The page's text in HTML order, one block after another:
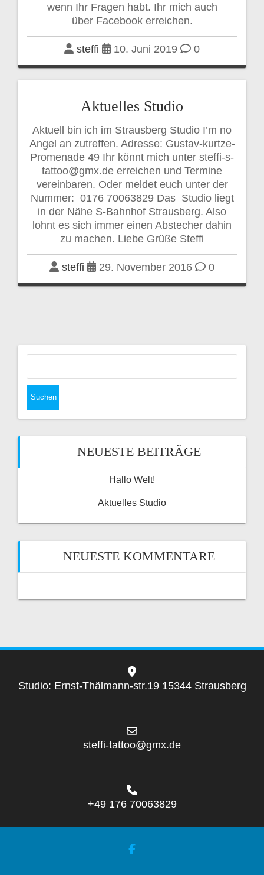
wenn Ihr Fragen habt. Ihr mich auch
über Facebook erreichen.
steffi 10. Juni 2019 0
Aktuelles Studio
Aktuell bin ich im Strausberg Studio I’m no
Angel an zutreffen. Adresse: Gustav-kurtze-
Promenade 49 Ihr könnt mich unter steffi-s-
tattoo@gmx.de erreichen und Termine
vereinbaren. Oder meldet euch unter der
Nummer: 0176 70063829 Das Studio liegt
in der Nähe S-Bahnhof Strausberg. Also
lohnt es sich immer einen Abstecher dahin
zu machen. Liebe Grüße Steffi
steffi 29. November 2016 0
NEUESTE BEITRÄGE
Hallo Welt!
Aktuelles Studio
NEUESTE KOMMENTARE
Studio: Ernst-Thälmann-str.19 15344 Strausberg
steffi-tattoo@gmx.de
+49 176 70063829